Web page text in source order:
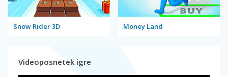
Snow Rider 3D Money Land
Videoposnetek igre